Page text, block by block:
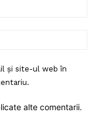
și site-ul web în
alte comentarii.